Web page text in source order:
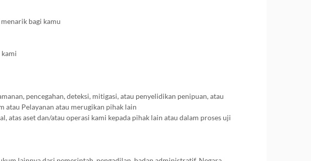
bagi kamu
pencegahan, deteksi, mitigasi, atau penyelidikan penipuan, atau
atau Pelayanan atau merugikan pihak lain
atas aset dan/atau operasi kami kepada pihak lain atau dalam proses uji